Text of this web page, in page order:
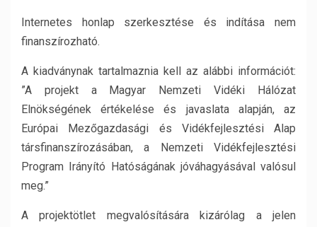
Internetes honlap szerkesztése és indítása nem
finanszírozható.
A kiadványnak tartalmaznia kell az alábbi információt:
”A projekt a Magyar Nemzeti Vidéki Hálózat
Elnökségének értékelése és javaslata alapján, az
Európai Mezőgazdasági és Vidékfejlesztési Alap
társfinanszírozásában, a Nemzeti Vidékfejlesztési
Program Irányító Hatóságának jóváhagyásával valósul
meg.”
A projektötlet megvalósítására kizárólag a jelen